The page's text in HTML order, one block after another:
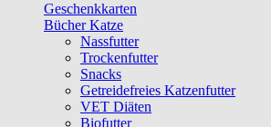
Geschenkkarten
Bücher Katze
Nassfutter
Trockenfutter
Snacks
Getreidefreies Katzenfutter
VET Diäten
Biofutter